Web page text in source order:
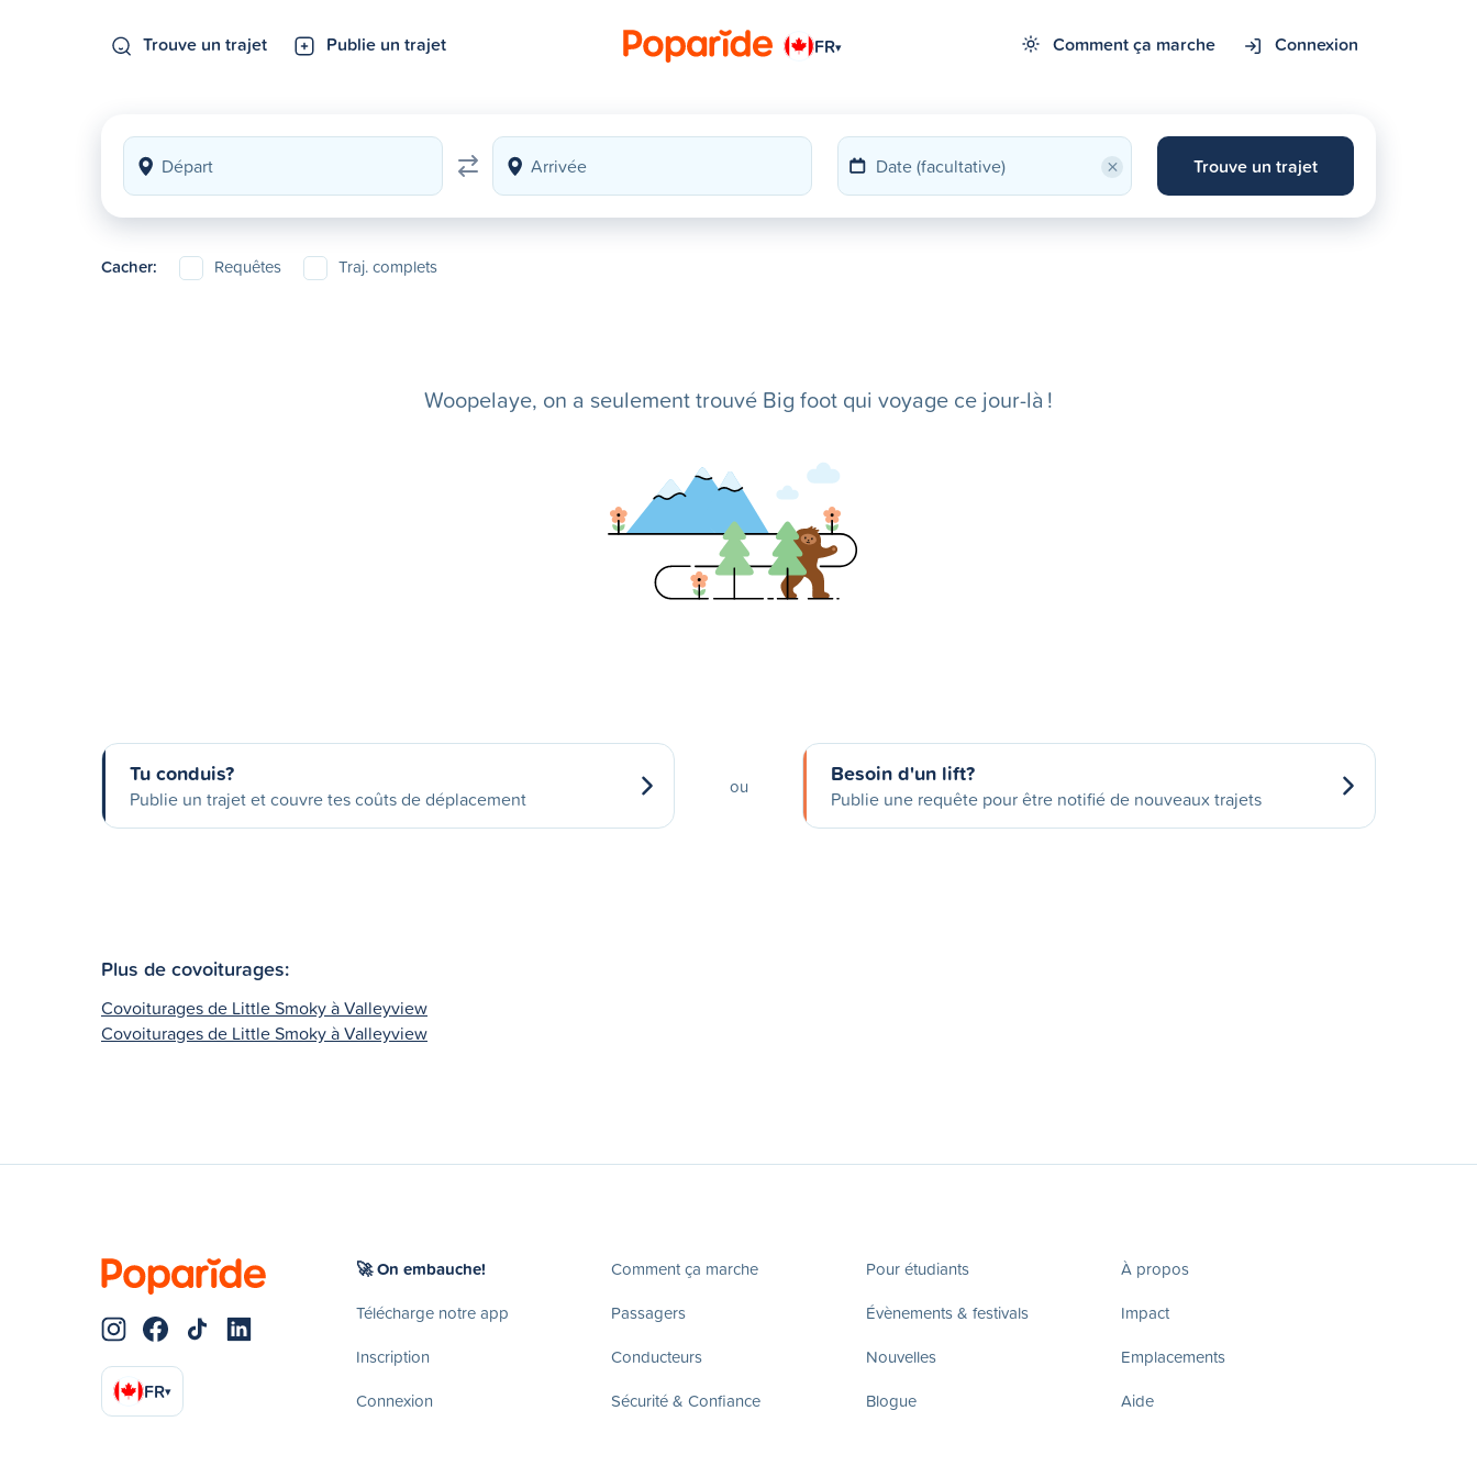
Trouve un trajet Publie un trajet FR▾ Comment ça marche Connexion
× Trouve un trajet
Cacher: Requêtes Traj. complets
Woopelaye, on a seulement trouvé Big foot qui voyage ce jour-là !
Tu conduis?
Publie un trajet et couvre tes coûts de déplacement
ou Besoin d'un lift?
Publie une requête pour être notifié de nouveaux trajets
Plus de covoiturages:
Covoiturages de Little Smoky à Valleyview
Covoiturages de Little Smoky à Valleyview
FR▾
🚀 On embauche!
Télécharge notre app
Inscription
Connexion
Comment ça marche
Passagers
Conducteurs
Sécurité & Confiance
Pour étudiants
Évènements & festivals
Nouvelles
Blogue
À propos
Impact
Emplacements
Aide